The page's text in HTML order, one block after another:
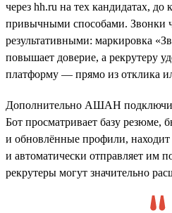
через hh.ru на тех кандидатах, до
привычными способами. Звонки
результативными: маркировка
повышает доверие, а рекрутеру
платформу — прямо из отклика
Дополнительно АШАН
Бот просматривает базу резюме,
и обновлённые профили, находит
и автоматически отправляет им
рекрутеры могут значительно